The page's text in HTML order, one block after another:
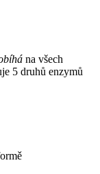
na všech
5 druhů enzymů